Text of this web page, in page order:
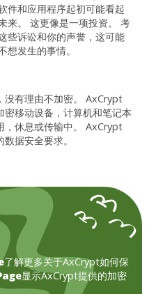
件和应用程序起初可能看起
来。 这更像是一项投资。 考
些诉讼和你的声誉，这可能
发生的事情。
没有理由不加密。 AxCrypt
移动设备，计算机和笔记本
，休息或传输中。 AxCrypt
据安全要求。
了解更多关于AxCrypt如何保
显示AxCrypt提供的加密